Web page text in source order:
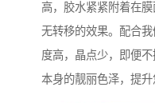
高，胶水紧紧附着在膜
无转移的效果。配合
度高，晶点少，即便
本身的靓丽色泽，提升